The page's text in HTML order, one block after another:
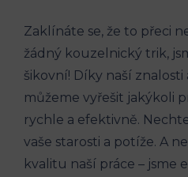
Zaklínáte ⁤se, ‌že to přeci
žádný kouzelnický⁣ trik,
šikovní! Díky naší
⁤můžeme vyřešit jakýkoli⁣
rychle a efektivně.
vaše starosti a potíže. A
kvalitu ‍naší práce‌ – jsme